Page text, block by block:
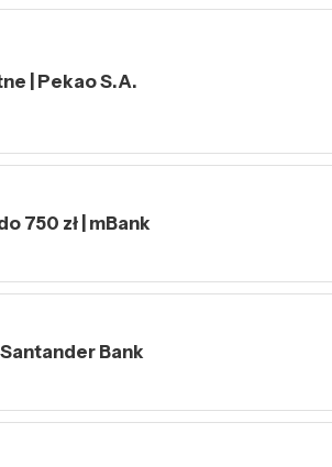
| Pekao S.A.
750 zł | mBank
Bank